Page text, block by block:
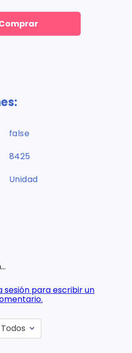
false
8425
Unidad
sesión para escribir un
Todos